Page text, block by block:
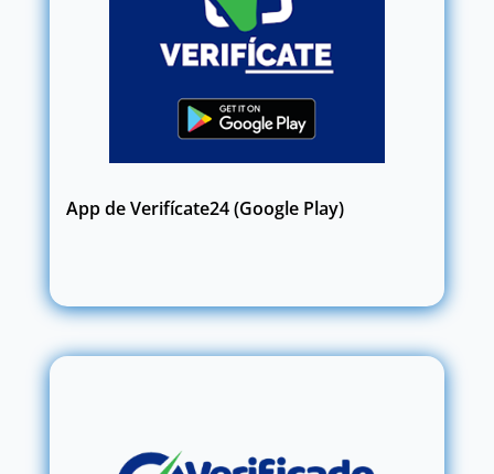
App de Verifícate24 (Google Play)